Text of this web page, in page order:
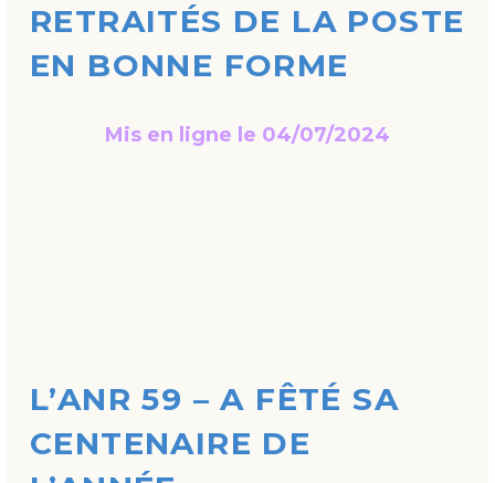
RETRAITÉS DE LA POSTE
EN BONNE FORME
Mis en ligne le 04/07/2024
L’ANR 59 – A FÊTÉ SA
CENTENAIRE DE